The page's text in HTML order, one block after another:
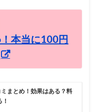
本当に100円
ミまとめ！効果はある？料